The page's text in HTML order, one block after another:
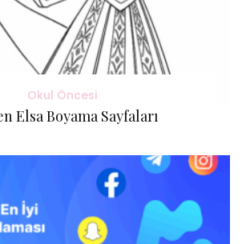
Okul Öncesi
Elsa Boyama Sayfaları